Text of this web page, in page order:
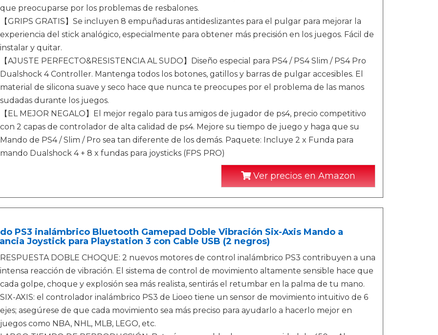
que preocuparse por los problemas de resbalones.
【GRIPS GRATIS】Se incluyen 8 empuñaduras antideslizantes para el pulgar para mejorar la
experiencia del stick analógico, especialmente para obtener más precisión en los juegos. Fácil de
instalar y quitar.
【AJUSTE PERFECTO&RESISTENCIA AL SUDO】Diseño especial para PS4 / PS4 Slim / PS4 Pro
Dualshock 4 Controller. Mantenga todos los botones, gatillos y barras de pulgar accesibles. El
material de silicona suave y seco hace que nunca te preocupes por el problema de las manos
sudadas durante los juegos.
【EL MEJOR NEGALO】El mejor regalo para tus amigos de jugador de ps4, precio competitivo
con 2 capas de controlador de alta calidad de ps4. Mejore su tiempo de juego y haga que su
Mando de PS4 / Slim / Pro sea tan diferente de los demás. Paquete: Incluye 2 x Funda para
mando Dualshock 4 + 8 x fundas para joysticks (FPS PRO)
Ver precios en Amazon
PS3 inalámbrico Bluetooth Gamepad Doble Vibración Six-Axis Mando a
Joystick para Playstation 3 con Cable USB (2 negros)
RESPUESTA DOBLE CHOQUE: 2 nuevos motores de control inalámbrico PS3 contribuyen a una
intensa reacción de vibración. El sistema de control de movimiento altamente sensible hace que
cada golpe, choque y explosión sea más realista, sentirás el retumbar en la palma de tu mano.
SIX-AXIS: el controlador inalámbrico PS3 de Lioeo tiene un sensor de movimiento intuitivo de 6
ejes; asegúrese de que cada movimiento sea más preciso para ayudarlo a hacerlo mejor en
juegos como NBA, NHL, MLB, LEGO, etc.